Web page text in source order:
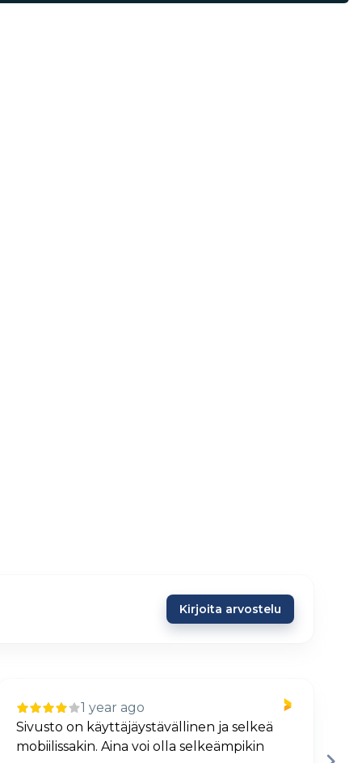
Kirjoita arvostelu
1 year ago
Sivusto on käyttäjäystävällinen ja selkeä
mobiilissakin. Aina voi olla selkeämpikin